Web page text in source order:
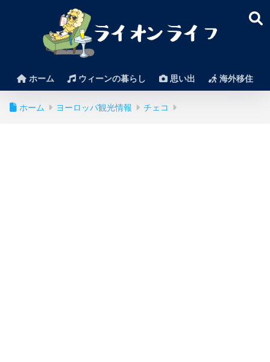
ホーム ウィーンの暮らし 思い出 海外移住
ホーム ヨーロッパ観光情報 チェコ